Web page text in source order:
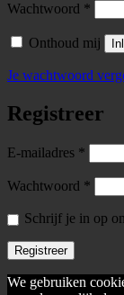
Wachtwoord *
Onthoud mij
Je wachtwoord
Registreer
E-mailadres *
Wachtwoord *
Schrijf je in op
Registreer
We gebruiken